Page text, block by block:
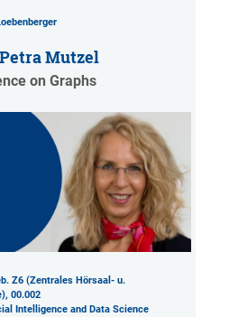
Mutzel
on Graphs
Z6 (Zentrales Hörsaal- u.
, 00.002
Intelligence and Data Science